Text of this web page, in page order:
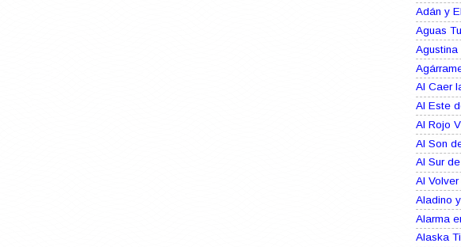
Adán y
Aguas
Agustina
Al Caer
Al Este
Al Rojo
Al Son
Al Sur
Al
Aladino
Alarma
Alaska